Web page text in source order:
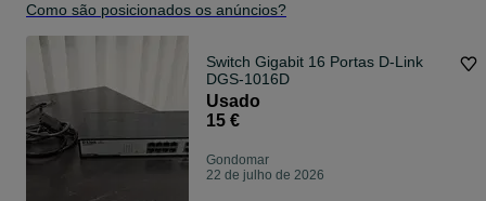
Como são posicionados os anúncios?
Switch Gigabit 16 Portas D-Link
DGS-1016D
Usado
15 €
Gondomar
22 de julho de 2026